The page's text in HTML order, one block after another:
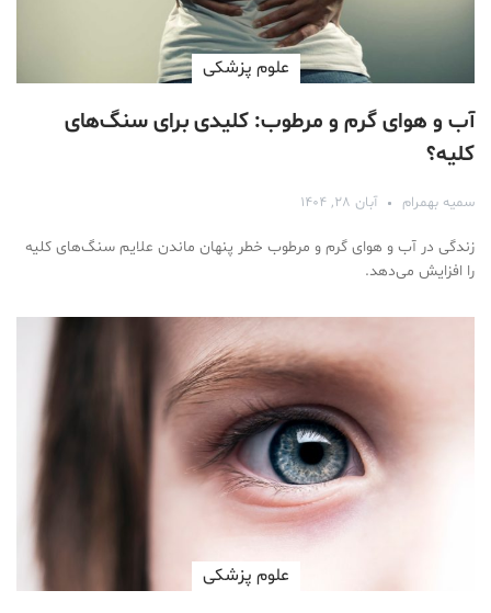
علوم پزشكی
آب و هوای گرم و مرطوب: کلیدی برای سنگ‌های
کلیه؟
سمیه بهمرام آبان ۲۸, ۱۴۰۴
زندگی در آب و هوای گرم و مرطوب خطر پنهان ماندن علایم سنگ‌های کلیه
را افزایش می‌دهد.
علوم پزشكی